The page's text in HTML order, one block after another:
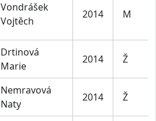
Vondrášek
Vojtěch
2014 M
Drtinová
Marie
2014 Ž
Nemravová
Naty
2014 Ž